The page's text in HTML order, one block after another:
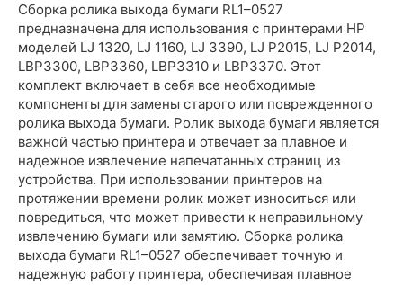
Сборка ролика выхода бумаги RL1–0527
предназначена для использования с принтерами HP
моделей LJ 1320, LJ 1160, LJ 3390, LJ P2015, LJ P2014,
LBP3300, LBP3360, LBP3310 и LBP3370. Этот
комплект включает в себя все необходимые
компоненты для замены старого или поврежденного
ролика выхода бумаги. Ролик выхода бумаги является
важной частью принтера и отвечает за плавное и
надежное извлечение напечатанных страниц из
устройства. При использовании принтеров на
протяжении времени ролик может износиться или
повредиться, что может привести к неправильному
извлечению бумаги или замятию. Сборка ролика
выхода бумаги RL1–0527 обеспечивает точную и
надежную работу принтера, обеспечивая плавное